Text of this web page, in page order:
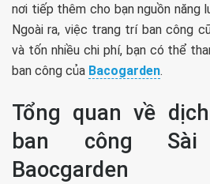
nơi tiếp thêm cho bạn nguồn năng
Ngoài ra, việc trang trí ban công
và tốn nhiều chi phí, bạn có thể
ban công của Bacogarden.
Tổng quan về
ban công
Baocgarden